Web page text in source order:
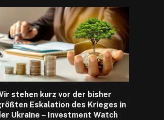
stehen kurz vor der bisher
Eskalation des Krieges in
Ukraine – Investment Watch